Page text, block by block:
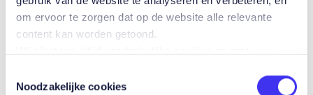
om ervoor te zorgen dat op de website alle relevante
content kan worden getoond.
cookies die jouw voorkeuren bijhouden, analytische
Noodzakelijke cookies
MAANDAG